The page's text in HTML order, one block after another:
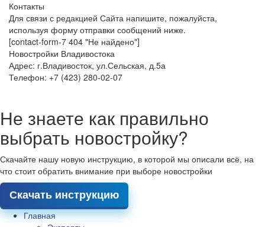
Контакты
Для связи с редакцией Сайта напишите, пожалуйста,
используя форму отправки сообщений ниже.
[contact-form-7 404 "Не найдено"]
Новостройки Владивостока
Адрес: г.Владивосток, ул.Сельская, д.5а
Телефон: +7 (423) 280-02-07
Не знаете как правильно
выбрать новостройку?
Скачайте нашу новую инструкцию, в которой мы описали всё, на
что стоит обратить внимание при выборе новостройки
Скачать инструкцию
Главная